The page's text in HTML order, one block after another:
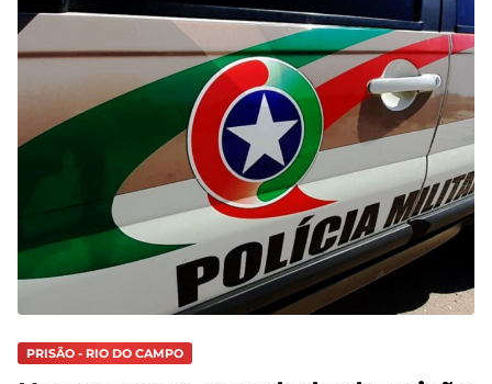
PRISÃO - RIO DO CAMPO